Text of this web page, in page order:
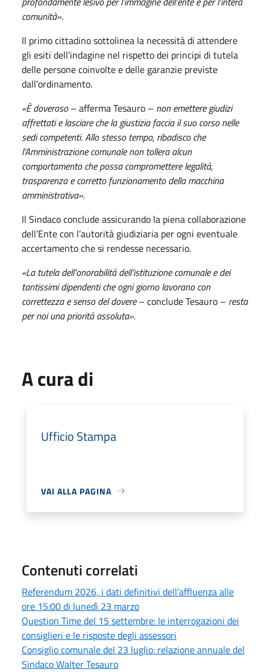
comunità».
Il primo cittadino sottolinea la necessità di attendere
gli esiti dell’indagine nel rispetto dei principi di tutela
delle persone coinvolte e delle garanzie previste
dall’ordinamento.
«È doveroso– afferma Tesauro – non emettere giudizi
affrettati e lasciare che la giustizia faccia il suo corso nelle
sedi competenti. Allo stesso tempo, ribadisco che
l’Amministrazione comunale non tollera alcun
comportamento che possa compromettere legalità,
trasparenza e corretto funzionamento della macchina
amministrativa».
Il Sindaco conclude assicurando la piena collaborazione
dell’Ente con l’autorità giudiziaria per ogni eventuale
accertamento che si rendesse necessario.
«La tutela dell’onorabilità dell’istituzione comunale e dei
tantissimi dipendenti che ogni giorno lavorano con
correttezza e senso del dovere– conclude Tesauro – resta
per noi una priorità assoluta».
A cura di
Ufficio Stampa
VAI ALLA PAGINA
Contenuti correlati
Referendum 2026, i dati definitivi dell’affluenza alle
ore 15:00 di lunedì 23 marzo
Question Time del 15 settembre: le interrogazioni dei
consiglieri e le risposte degli assessori
Consiglio comunale del 23 luglio: relazione annuale del
Sindaco Walter Tesauro